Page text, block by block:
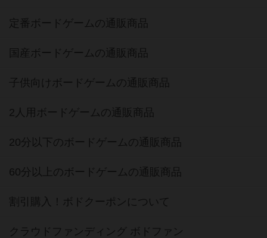
定番ボードゲームの通販商品
国産ボードゲームの通販商品
子供向けボードゲームの通販商品
2人用ボードゲームの通販商品
20分以下のボードゲームの通販商品
60分以上のボードゲームの通販商品
割引購入！ボドクーポンについて
クラウドファンディング ボドファン